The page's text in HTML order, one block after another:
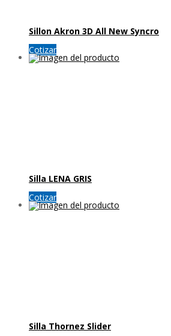
Sillon Akron 3D All New Syncro
Cotizar
Silla LENA GRIS
Cotizar
Silla Thornez Slider